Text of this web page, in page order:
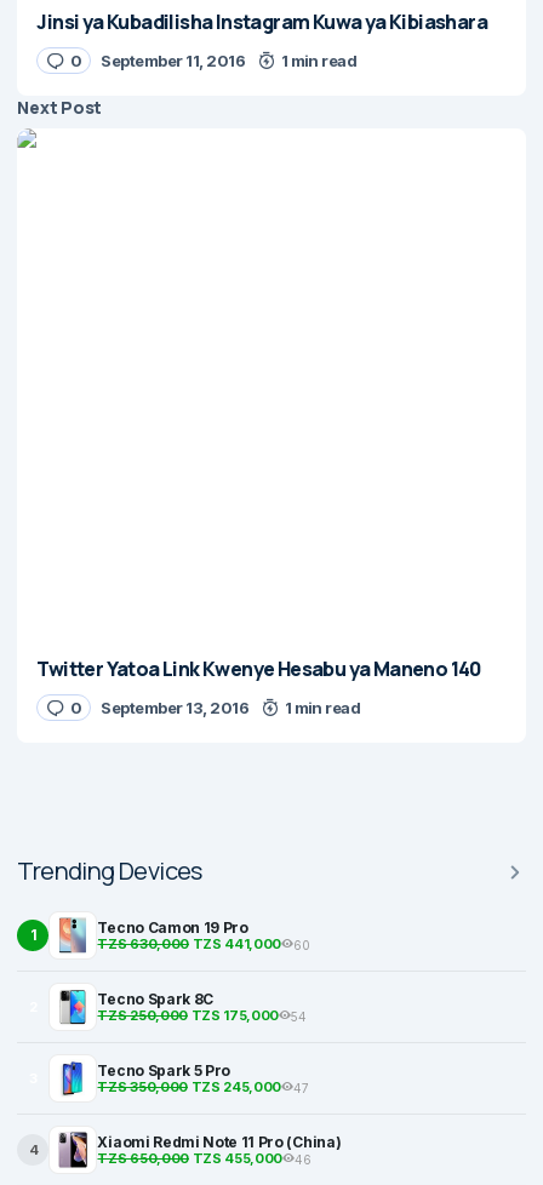
Jinsi ya Kubadilisha Instagram Kuwa ya Kibiashara
0 September 11, 2016 1 min read
Next Post
Twitter Yatoa Link Kwenye Hesabu ya Maneno 140
0 September 13, 2016 1 min read
Trending Devices
1 Tecno Camon 19 Pro
TZS 630,000TZS 441,000 60
Tecno Spark 8C
TZS 250,000TZS 175,000 54
Tecno Spark 5 Pro
TZS 350,000TZS 245,000 47
4 Xiaomi Redmi Note 11 Pro (China)
TZS 650,000TZS 455,000 46